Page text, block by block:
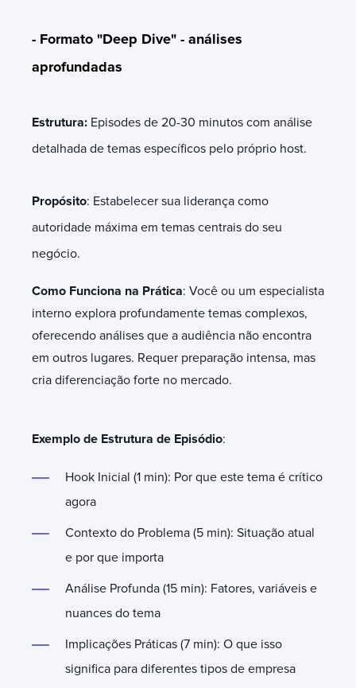
- Formato "Deep Dive" - análises
aprofundadas
Estrutura: Episodes de 20-30 minutos com análise
detalhada de temas específicos pelo próprio host.
Propósito: Estabelecer sua liderança como
autoridade máxima em temas centrais do seu
negócio.
Como Funciona na Prática: Você ou um especialista
interno explora profundamente temas complexos,
oferecendo análises que a audiência não encontra
em outros lugares. Requer preparação intensa, mas
cria diferenciação forte no mercado.
Exemplo de Estrutura de Episódio:
Hook Inicial (1 min): Por que este tema é crítico
agora
Contexto do Problema (5 min): Situação atual
e por que importa
Análise Profunda (15 min): Fatores, variáveis e
nuances do tema
Implicações Práticas (7 min): O que isso
significa para diferentes tipos de empresa